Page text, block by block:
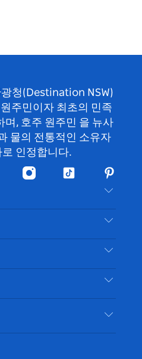
청(Destination NSW)
주민이자 최초의 민족
며, 호주 원주민 을 뉴사
물의 전통적인 소유자
인정합니다.
인
타
램
틱
핀
터
레
스
트